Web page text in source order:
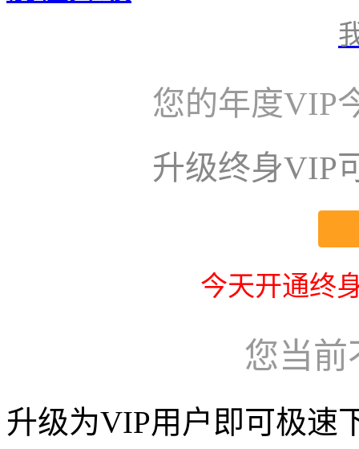
您的年度VIP
升级终身VIP
今天开通终
您当前
升级为VIP用户即可极速